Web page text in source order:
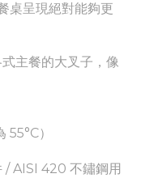
桌呈現絕對能夠更
主餐的大叉子，像
）
/ AISI 420 不鏽鋼用